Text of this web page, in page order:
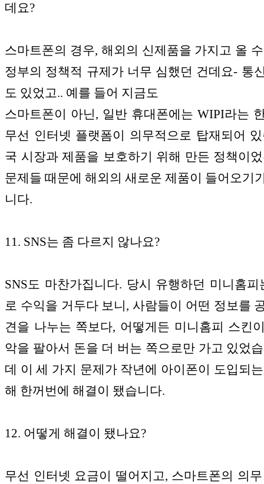
데요?
스마트폰의 경우, 해외의 신제품을 가지고 올
정부의 정책적 규제가 너무 심했던 건데요- 통
도 있었고.. 예를 들어 지금도
스마트폰이 아닌, 일반 휴대폰에는 WIPI라는
무선 인터넷 플랫폼이 의무적으로 탑재되어
국 시장과 제품을 보호하기 위해 만든 정책이
문제들 때문에 해외의 새로운 제품이 들어오기
니다.
11. SNS는 좀 다르지 않나요?
SNS도 마찬가집니다. 당시 유행하던 미니홈피
로 수익을 거두다 보니, 사람들이 어떤 정보를
견을 나누는 쪽보다, 어떻게든 미니홈피 스킨
악을 팔아서 돈을 더 버는 쪽으로만 가고 있었
데 이 세 가지 문제가 작년에 아이폰이 도입되
해 한꺼번에 해결이 됐습니다.
12. 어떻게 해결이 됐나요?
무선 인터넷 요금이 떨어지고, 스마트폰의 의